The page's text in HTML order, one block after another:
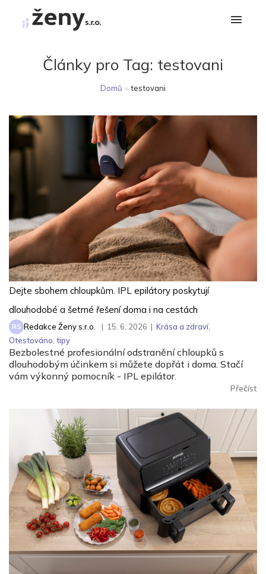
Články pro Tag: testovani
Domů » testovani
Dejte sbohem chloupkům. IPL epilátory poskytují
dlouhodobé a šetrné řešení doma i na cestách
RS Redakce Ženy s.r.o. | 15. 6. 2026 | Krása a zdraví,
Otestováno tipy
Bezbolestné profesionální odstranění chloupků s
dlouhodobým účinkem si můžete dopřát i doma. Stačí
vám výkonný pomocník - IPL epilátor.
Přečíst